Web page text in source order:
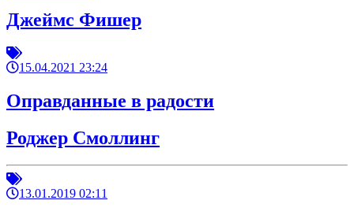
Джеймс Фишер
15.04.2021 23:24
Оправданные в радости
Роджер Смоллинг
13.01.2019 02:11